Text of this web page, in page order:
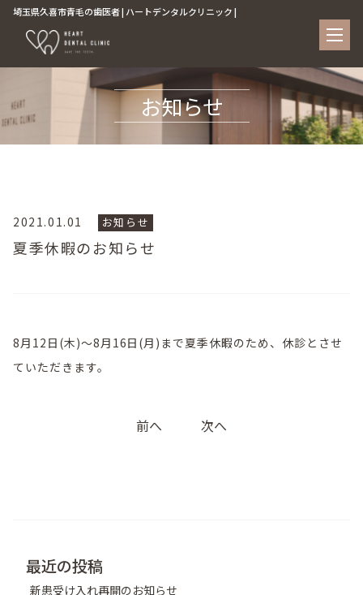
埼玉県久喜市青毛の歯医者 | ハートデンタルクリニック |
お知らせ
2021.01.01 お知らせ
夏季休暇のお知らせ
8月12日(木)～8月16日(月)まで夏季休暇のため、休診とさせ
ていただきます。
前へ 次へ
最近の投稿
新患受け入れ再開のお知らせ